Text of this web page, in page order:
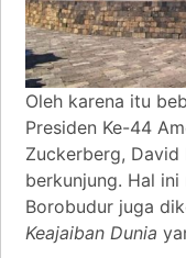
Oleh karena itu
Presiden Ke-44
Zuckerberg,
berkunjung. Hal
Borobudur juga
Keajaiban Dunia